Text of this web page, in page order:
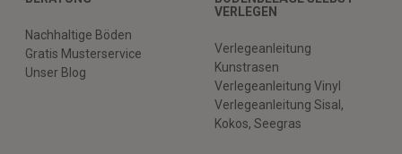
Nachhaltige Böden
Gratis Musterservice
Unser Blog
VERLEGEN
Verlegeanleitung
Kunstrasen
Verlegeanleitung Vinyl
Verlegeanleitung Sisal,
Kokos, Seegras